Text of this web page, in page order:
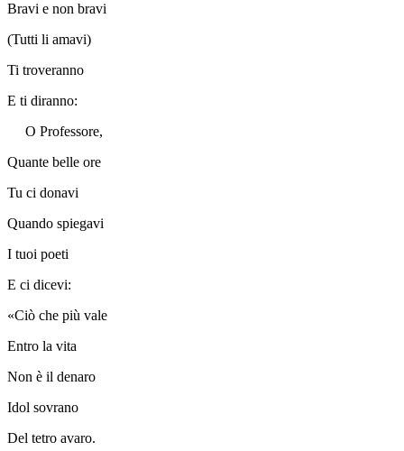
Bravi e non bravi
(Tutti li amavi)
Ti troveranno
E ti diranno:
O Professore,
Quante belle ore
Tu ci donavi
Quando spiegavi
I tuoi poeti
E ci dicevi:
«Ciò che più vale
Entro la vita
Non è il denaro
Idol sovrano
Del tetro avaro.